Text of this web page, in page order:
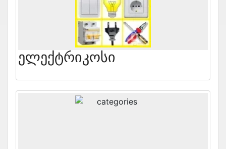
Ელექტრიკოსი